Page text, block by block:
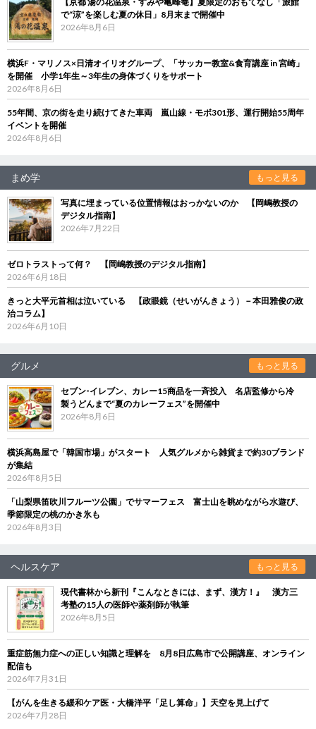
で“涼”を楽しむ夏の休日」8月末まで開催中
2026年8月6日
横浜F・マリノス×日清オイリオグループ、「サッカー教室&食育講座 in 宮崎」
を開催 小学1年生～3年生の身体づくりをサポート
2026年8月6日
55年間、京の街を走り続けてきた車両 嵐山線・モボ301形、運行開始55周年
イベントを開催
2026年8月6日
まめ学 もっと見る
写真に埋まっている位置情報はおっかないのか 【岡嶋教授の
デジタル指南】
2026年7月22日
ゼロトラストって何？ 【岡嶋教授のデジタル指南】
2026年6月18日
きっと大平元首相は泣いている 【政眼鏡（せいがんきょう）－本田雅俊の政
治コラム】
2026年6月10日
グルメ もっと見る
セブン‐イレブン、カレー15商品を一斉投入 名店監修から冷
製うどんまで“夏のカレーフェス”を開催中
2026年8月6日
横浜高島屋で「韓国市場」がスタート 人気グルメから雑貨まで約30ブランド
が集結
2026年8月5日
「山梨県笛吹川フルーツ公園」でサマーフェス 富士山を眺めながら水遊び、
季節限定の桃のかき氷も
2026年8月3日
ヘルスケア もっと見る
現代書林から新刊『こんなときには、まず、漢方！』 漢方三
考塾の15人の医師や薬剤師が執筆
2026年8月5日
重症筋無力症への正しい知識と理解を 8月8日広島市で公開講座、オンライン
配信も
2026年7月31日
【がんを生きる緩和ケア医・大橋洋平「足し算命」】天空を見上げて
2026年7月28日